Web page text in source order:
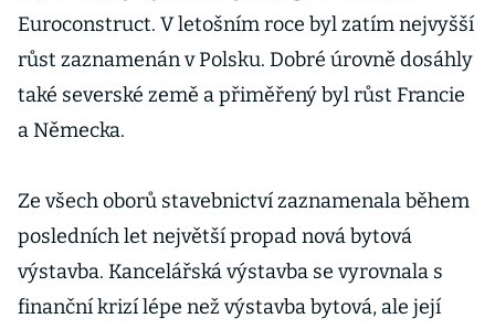
Euroconstruct. V letošním roce byl zatím nejvyšší
růst zaznamenán v Polsku. Dobré úrovně dosáhly
také severské země a přiměřený byl růst Francie
a Německa.
Ze všech oborů stavebnictví zaznamenala během
posledních let největší propad nová bytová
výstavba. Kancelářská výstavba se vyrovnala s
finanční krizí lépe než výstavba bytová, ale její